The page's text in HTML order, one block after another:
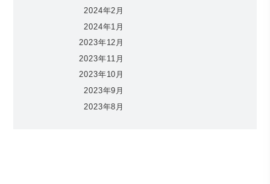
2024年2月
2024年1月
2023年12月
2023年11月
2023年10月
2023年9月
2023年8月